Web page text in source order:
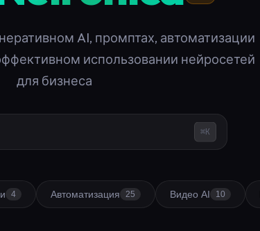
AI, промптах, автоматизации
использовании нейросетей
для бизнеса
⌘K
4 Автоматизация 25 Видео AI 10